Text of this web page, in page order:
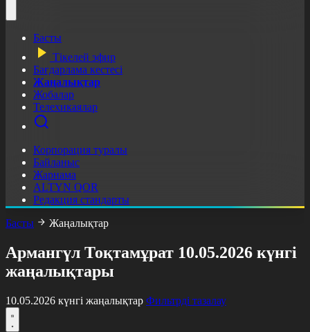
Басты
Тікелей эфир
Бағдарлама кестесі
Жаңалықтар
Жобалар
Телехикаялар
Корпорация туралы
Байланыс
Жарнама
ALTYN QOR
Редакция стандарты
Басты
Жаңалықтар
Армангүл Тоқтамұрат 10.05.2026 күнгі
жаңалықтары
10.05.2026 күнгі жаңалықтар Фильтрді тазалау